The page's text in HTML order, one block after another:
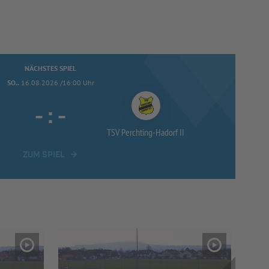
NÄCHSTES SPIEL
SO.. 16.08.2026 /16:00 Uhr
- : -
TSV Perchting-Hadorf II